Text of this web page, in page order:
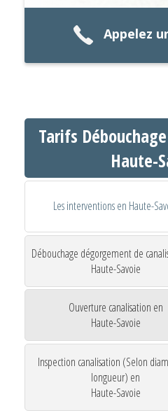
Appelez
Tarifs
Haute-
Les interventions en Haute-
Débouchage dégorgement de
Haute-Savoie
Ouverture canalisation en
Haute-Savoie
Inspection canalisation (Selon
longueur) en
Haute-Savoie